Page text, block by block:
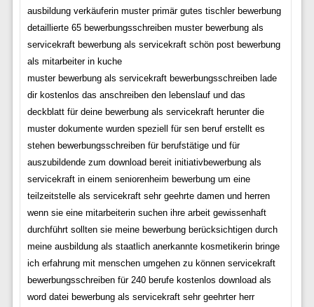
ausbildung verkäuferin muster primär gutes tischler bewerbung
detaillierte 65 bewerbungsschreiben muster bewerbung als
servicekraft bewerbung als servicekraft schön post bewerbung
als mitarbeiter in kuche
muster bewerbung als servicekraft bewerbungsschreiben lade
dir kostenlos das anschreiben den lebenslauf und das
deckblatt für deine bewerbung als servicekraft herunter die
muster dokumente wurden speziell für sen beruf erstellt es
stehen bewerbungsschreiben für berufstätige und für
auszubildende zum download bereit initiativbewerbung als
servicekraft in einem seniorenheim bewerbung um eine
teilzeitstelle als servicekraft sehr geehrte damen und herren
wenn sie eine mitarbeiterin suchen ihre arbeit gewissenhaft
durchführt sollten sie meine bewerbung berücksichtigen durch
meine ausbildung als staatlich anerkannte kosmetikerin bringe
ich erfahrung mit menschen umgehen zu können servicekraft
bewerbungsschreiben für 240 berufe kostenlos download als
word datei bewerbung als servicekraft sehr geehrter herr